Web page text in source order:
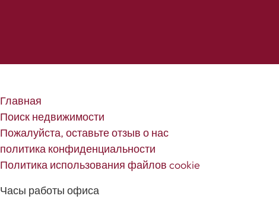
Главная
Поиск недвижимости
Пожалуйста, оставьте отзыв о нас
политика конфиденциальности
Политика использования файлов cookie
Часы работы офиса